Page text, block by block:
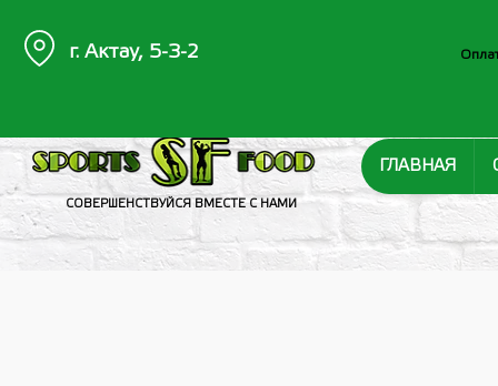
СОВЕРШЕНСТВУЙСЯ ВМЕСТЕ С НАМИ
ГЛАВНАЯ
г. Актау, 5-3-2